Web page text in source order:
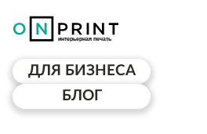
ДЛЯ БИЗНЕСА
БЛОГ